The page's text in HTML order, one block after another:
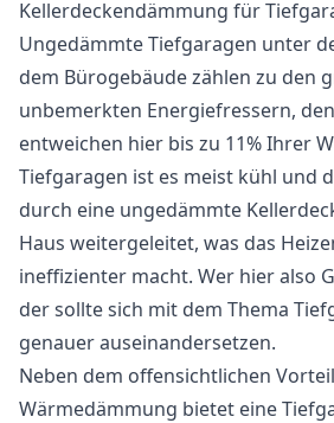
Kellerdeckendämmung für
Ungedämmte Tiefgaragen unter
dem Bürogebäude zählen zu den
unbemerkten Energiefressern,
entweichen hier bis zu 11% Ihrer
Tiefgaragen ist es meist kühl und
durch eine ungedämmte
Haus weitergeleitet, was das
ineffizienter macht. Wer hier also
der sollte sich mit dem Thema
genauer auseinandersetzen.
Neben dem offensichtlichen
Wärmedämmung bietet eine